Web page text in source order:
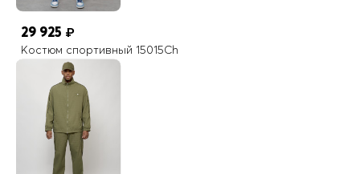
Стиль и функционал
Сочетание деталей и уникального дизайна делает этот костюм не
только практичным выбором для занятий спортом, но и стильным
решением для повседневной носки.
29 925 ₽
Костюм спортивный 15015Ch